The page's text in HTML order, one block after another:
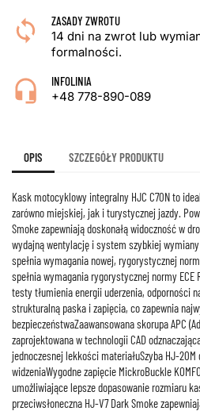
ZASADY ZWROTU
14 dni na zwrot lub
formalności.
INFOLINIA
+48 778-890-089
OPIS SZCZEGÓŁY PRODUKTU
Kask motocyklowy integralny HJC C70N to
zarówno miejskiej, jak i turystycznej jazdy.
Smoke zapewniają doskonałą widoczność w
wydajną wentylację i system szybkiej
spełnia wymagania nowej, rygorystycznej
spełnia wymagania rygorystycznej normy ECE
testy tłumienia energii uderzenia, odporności
strukturalną paska i zapięcia, co zapewnia
bezpieczeństwaZaawansowana skorupa APC
zaprojektowana w technologii CAD
jednoczesnej lekkości materiałuSzyba HJ-
widzeniaWygodne zapięcie MickroBuckle
umożliwiające lepsze dopasowanie rozmiaru
przeciwsłoneczna HJ-V7 Dark Smoke